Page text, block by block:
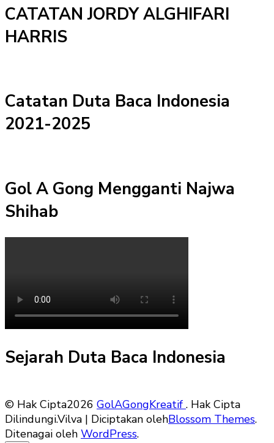
CATATAN JORDY ALGHIFARI
HARRIS
Catatan Duta Baca Indonesia
2021-2025
Gol A Gong Mengganti Najwa
Shihab
Sejarah Duta Baca Indonesia
© Hak Cipta2026 GolAGongKreatif . Hak Cipta
Dilindungi.Vilva | Diciptakan olehBlossom Themes.
Ditenagai oleh WordPress.